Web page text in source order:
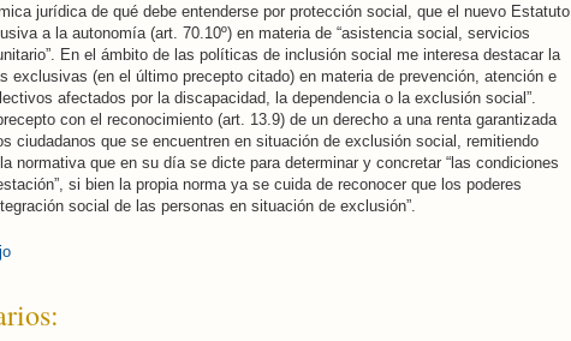
jurídica de qué debe entenderse por protección social, que el nuevo Estatuto
a la autonomía (art. 70.10º) en materia de “asistencia social, servicios
En el ámbito de las políticas de inclusión social me interesa destacar la
exclusivas (en el último precepto citado) en materia de prevención, atención e
afectados por la discapacidad, la dependencia o la exclusión social”.
con el reconocimiento (art. 13.9) de un derecho a una renta garantizada
ciudadanos que se encuentren en situación de exclusión social, remitiendo
normativa que en su día se dicte para determinar y concretar “las condiciones
si bien la propia norma ya se cuida de reconocer que los poderes
social de las personas en situación de exclusión”.